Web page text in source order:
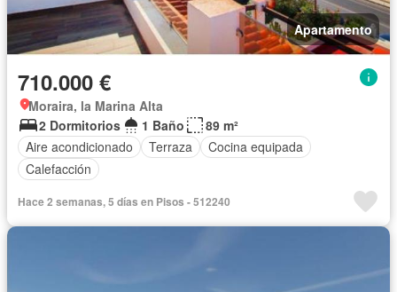
Apartamento
710.000 €
Moraira, la Marina Alta
2 Dormitorios
1 Baño
89 m²
Aire acondicionado
Terraza
Cocina equipada
Calefacción
Hace 2 semanas, 5 días en Pisos - 512240